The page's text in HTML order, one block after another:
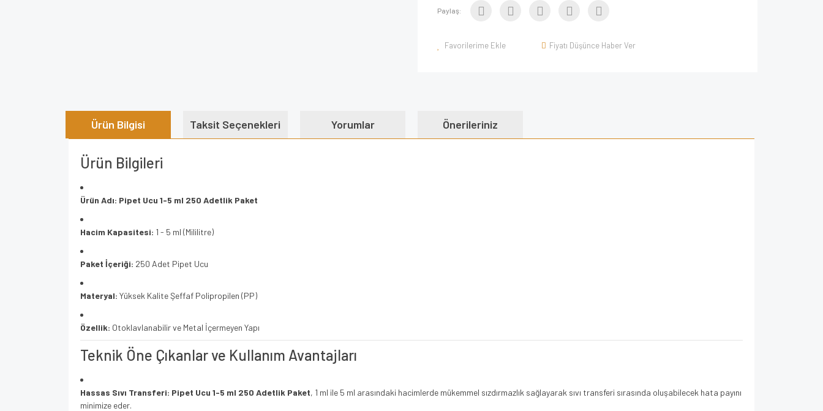
Paylaş:
Fiyatı Düşünce Haber Ver
Ürün Bilgisi Taksit Seçenekleri Yorumlar Önerileriniz
Ürün Bilgileri
Ürün Adı: Pipet Ucu 1-5 ml 250 Adetlik Paket
Hacim Kapasitesi: 1 - 5 ml (Mililitre)
Paket İçeriği: 250 Adet Pipet Ucu
Materyal: Yüksek Kalite Şeffaf Polipropilen (PP)
Özellik: Otoklavlanabilir ve Metal İçermeyen Yapı
Teknik Öne Çıkanlar ve Kullanım Avantajları
Hassas Sıvı Transferi: Pipet Ucu 1-5 ml 250 Adetlik Paket, 1 ml ile 5 ml arasındaki hacimlerde mükemmel sızdırmazlık sağlayarak sıvı transferi sırasında oluşabilecek hata payını
minimize eder.